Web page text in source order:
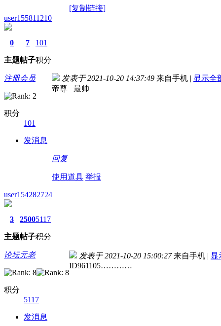
[复制链接]
user155811210
0
主题
7
帖子
101
积分
注册会员
积分
101
发消息
发表于 2021-10-20 14:37:49 来自手机 | 显示全
帝尊 最帅
回复
使用道具 举报
user154282724
3
主题
2500
帖子
5117
积分
论坛元老
积分
5117
发消息
发表于 2021-10-20 15:00:27 来自手机 | 显
ID961105…………